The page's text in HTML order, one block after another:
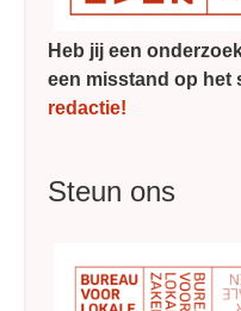
Heb jij een
een misstand op het
redactie!
Steun ons